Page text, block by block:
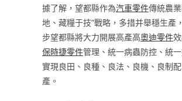
據了解，望都縣作為汽車零件傳統農
地、藏糧于技”戰略，多措并舉穩生產
步望都縣將大力開展高產高奧迪零件
保時捷零件管理、統一病蟲防控、統
實現良田、良種、良法、良機、良制
產。